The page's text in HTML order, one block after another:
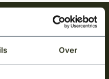
Over
laatste nieuws